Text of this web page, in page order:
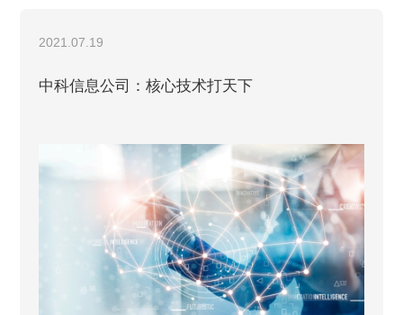
2021.07.19
中科信息公司：核心技术打天下